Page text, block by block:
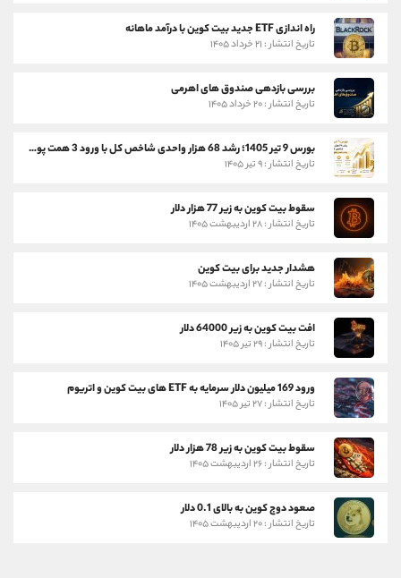
راه اندازی ETF جدید بیت کوین با درآمد ماهانه
تاریخ انتشار : ۲۱ خرداد ۱۴۰۵
بررسی بازدهی صندوق های اهرمی
تاریخ انتشار : ۲۰ خرداد ۱۴۰۵
بورس 9 تیر 1405؛ رشد 68 هزار واحدی شاخص کل با ورود 3 همت پول حقیقی
تاریخ انتشار : ۹ تیر ۱۴۰۵
سقوط بیت کوین به زیر 77 هزار دلار
تاریخ انتشار : ۲۸ اردیبهشت ۱۴۰۵
هشدار جدید برای بیت کوین
تاریخ انتشار : ۲۷ اردیبهشت ۱۴۰۵
افت بیت کوین به زیر 64000 دلار
تاریخ انتشار : ۲۹ تیر ۱۴۰۵
ورود 169 میلیون دلار سرمایه به ETF های بیت کوین و اتریوم
تاریخ انتشار : ۲۷ تیر ۱۴۰۵
سقوط بیت کوین به زیر 78 هزار دلار
تاریخ انتشار : ۲۶ اردیبهشت ۱۴۰۵
صعود دوج کوین به بالای 0.1 دلار
تاریخ انتشار : ۲۰ اردیبهشت ۱۴۰۵